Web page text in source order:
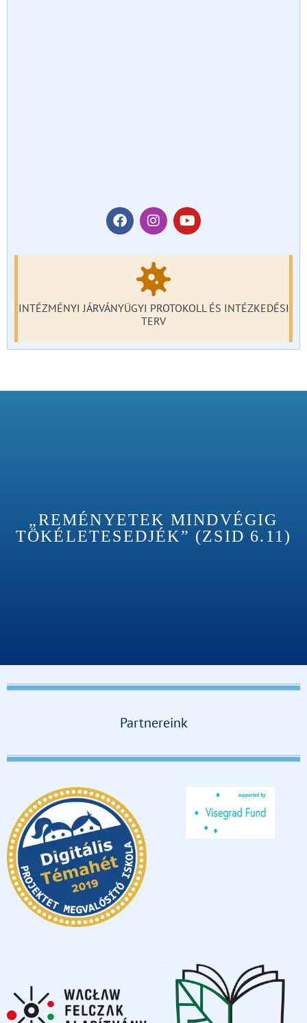
INTÉZMÉNYI JÁRVÁNYÜGYI PROTOKOLL ÉS INTÉZKEDÉSI
TERV
„REMÉNYETEK MINDVÉGIG
TÖKÉLETESEDJÉK” (ZSID 6.11)
Partnereink